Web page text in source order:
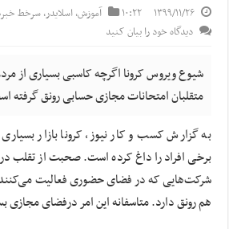
۱۳۹۹/۱۱/۲۶ ۱۰:۲۲ آموزش,اسلایدر,سرخط
دیدگاه خود را بیان کنید
شیوع ویروس کرونا اگرچه کاسبی بسیاری از
متقلبان امتحانات مجازی حسابی رونق گرفته
به گزارش کسب و کار نیوز، کرونا بازار بسیاری
برخی افراد را داغ کرده است. صحبت از تقلب
شرکت‌هایی که در فضای حضوری فعالیت
هم رونق دارد. متاسفانه این امر درفضای